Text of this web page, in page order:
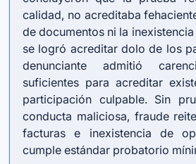
calidad, no acreditaba
de documentos ni la
se logró acreditar dolo de los
denunciante admitió
suficientes para acreditar
participación culpable. Sin
conducta maliciosa, fraude
facturas e inexistencia de
cumple estándar probatorio